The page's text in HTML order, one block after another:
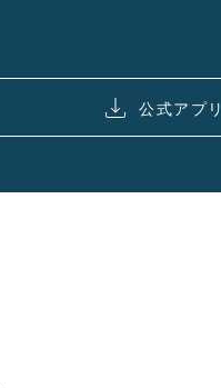
公式アプリ